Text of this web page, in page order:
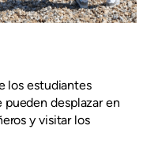
los estudiantes
pueden desplazar en
y visitar los